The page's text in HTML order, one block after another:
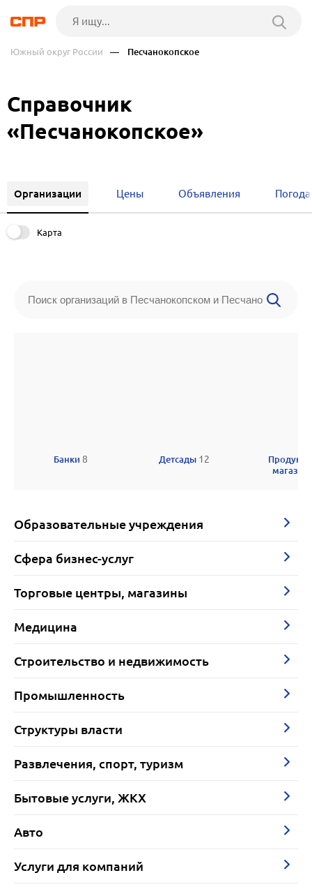
Южный округ России — Песчанокопское
Справочник
«Песчанокопское»
Организации Цены Объявления Погода
Карта
Банки8 Детсады 12
Образовательные учреждения
Сфера бизнес-услуг
Торговые центры, магазины
Медицина
Строительство и недвижимость
Промышленность
Структуры власти
Развлечения, спорт, туризм
Бытовые услуги, ЖКХ
Авто
Услуги для компаний